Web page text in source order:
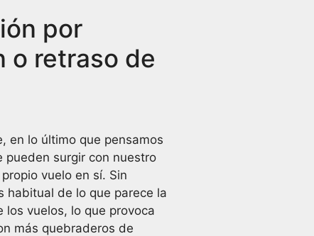
por
o retraso de
en lo último que pensamos
pueden surgir con nuestro
vuelo en sí. Sin
habitual de lo que parece la
los vuelos, lo que provoca
más quebraderos de